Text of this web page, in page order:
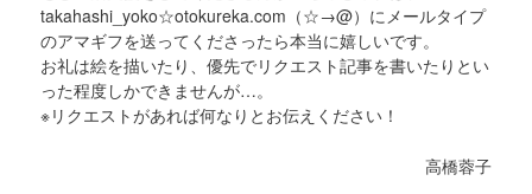
takahashi_yoko☆otokureka.com（☆→@）にメールタイプ
のアマギフを送ってくださったら本当に嬉しいです。
お礼は絵を描いたり、優先でリクエスト記事を書いたりとい
った程度しかできませんが…。
※リクエストがあれば何なりとお伝えください！
高橋蓉子